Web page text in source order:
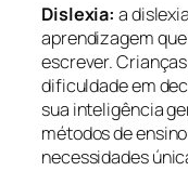
Dislexia: a
aprendizagem
escrever.
dificuldade em
sua inteligência
métodos de
necessidades